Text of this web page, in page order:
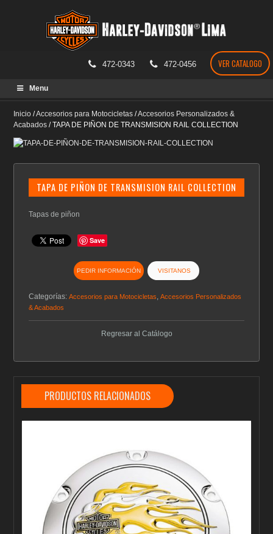
472-0343 472-0456 VER CATALOGO
Menu
Inicio /Accesorios para Motocicletas /Accesorios Personalizados &
Acabados /TAPA DE PIÑON DE TRANSMISION RAIL COLLECTION
TAPA DE PIÑON DE TRANSMISION RAIL COLLECTION
Tapas de piñon
Save
PEDIR INFORMACIÓN VISITANOS
Categorías:Accesorios para Motocicletas ,Accesorios Personalizados
& Acabados
Regresar al Catálogo
PRODUCTOS RELACIONADOS